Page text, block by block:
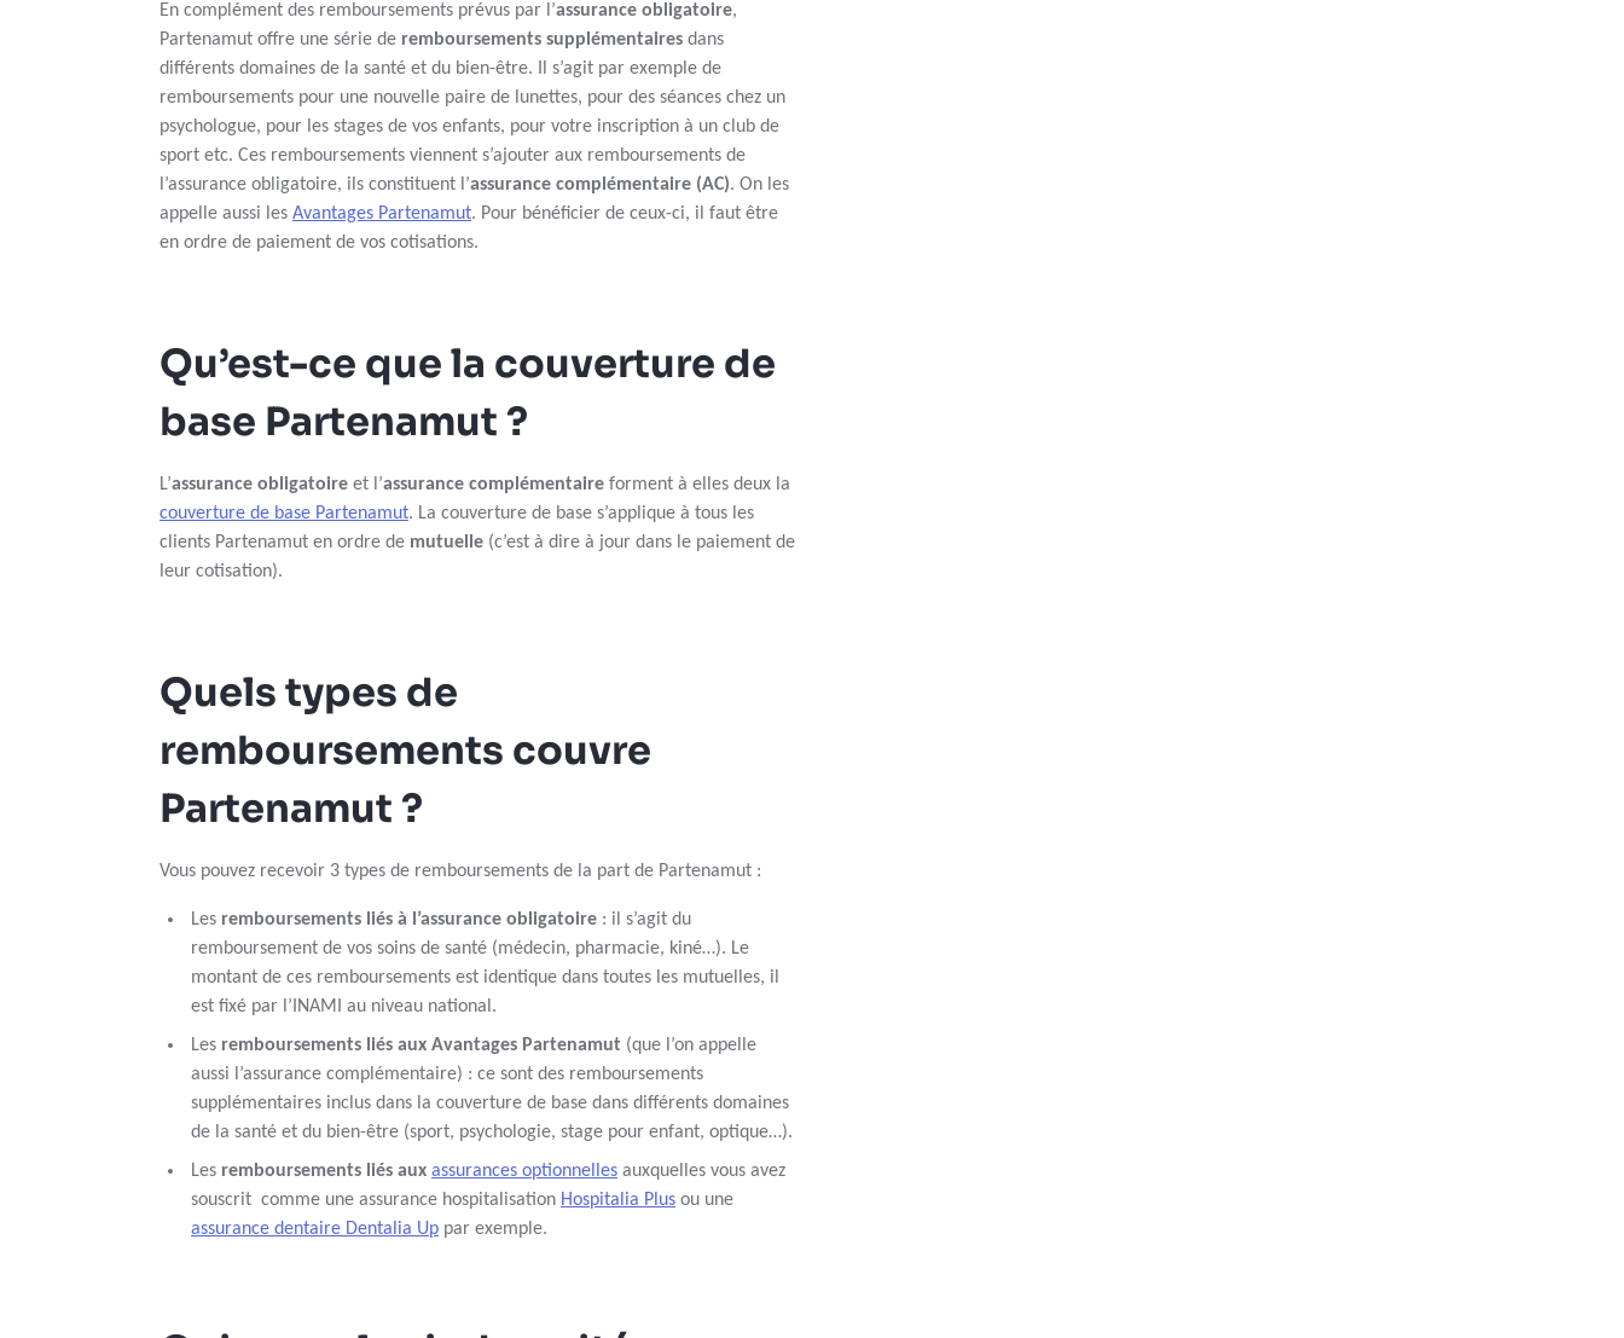
En complément des remboursements prévus par l’assurance obligatoire,
Partenamut offre une série de remboursements supplémentaires dans
différents domaines de la santé et du bien-être. Il s’agit par exemple de
remboursements pour une nouvelle paire de lunettes, pour des séances chez un
psychologue, pour les stages de vos enfants, pour votre inscription à un club de
sport etc. Ces remboursements viennent s’ajouter aux remboursements de
l’assurance obligatoire, ils constituent l’assurance complémentaire (AC). On les
appelle aussi les Avantages Partenamut. Pour bénéficier de ceux-ci, il faut être
en ordre de paiement de vos cotisations.
Qu’est-ce que la couverture de
base Partenamut ?
L’assurance obligatoire et l’assurance complémentaire forment à elles deux la
couverture de base Partenamut. La couverture de base s’applique à tous les
clients Partenamut en ordre de mutuelle (c’est à dire à jour dans le paiement de
leur cotisation).
Quels types de
remboursements couvre
Partenamut ?
Vous pouvez recevoir 3 types de remboursements de la part de Partenamut :
Les remboursements liés à l’assurance obligatoire : il s’agit du
remboursement de vos soins de santé (médecin, pharmacie, kiné…). Le
montant de ces remboursements est identique dans toutes les mutuelles, il
est fixé par l’INAMI au niveau national.
Les remboursements liés aux Avantages Partenamut (que l’on appelle
aussi l’assurance complémentaire) : ce sont des remboursements
supplémentaires inclus dans la couverture de base dans différents domaines
de la santé et du bien-être (sport, psychologie, stage pour enfant, optique…).
Les remboursements liés aux assurances optionnelles auxquelles vous avez
souscrit comme une assurance hospitalisation Hospitalia Plus ou une
assurance dentaire Dentalia Up par exemple.